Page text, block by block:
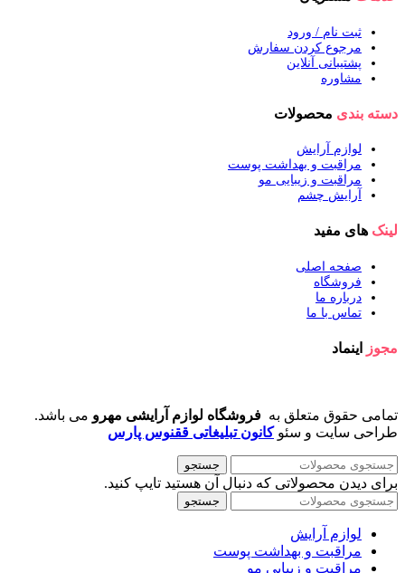
ثبت نام / ورود
مرجوع کردن سفارش
پشتیبانی آنلاین
مشاوره
دسته بندی محصولات
لوازم آرایش
مراقبت و بهداشت پوست
مراقبت و زیبایی مو
آرایش چشم
لینک های مفید
صفحه اصلی
فروشگاه
درباره ما
تماس با ما
مجوز اینماد
تمامی حقوق متعلق به فروشگاه لوازم آرایشی مهرو می باشد.
طراحی سایت و سئوکانون تبلیغاتی ققنوس پارس
جستجو
برای دیدن محصولاتی که دنبال آن هستید تایپ کنید.
جستجو
لوازم آرایش
مراقبت و بهداشت پوست
مراقبت و زیبایی مو